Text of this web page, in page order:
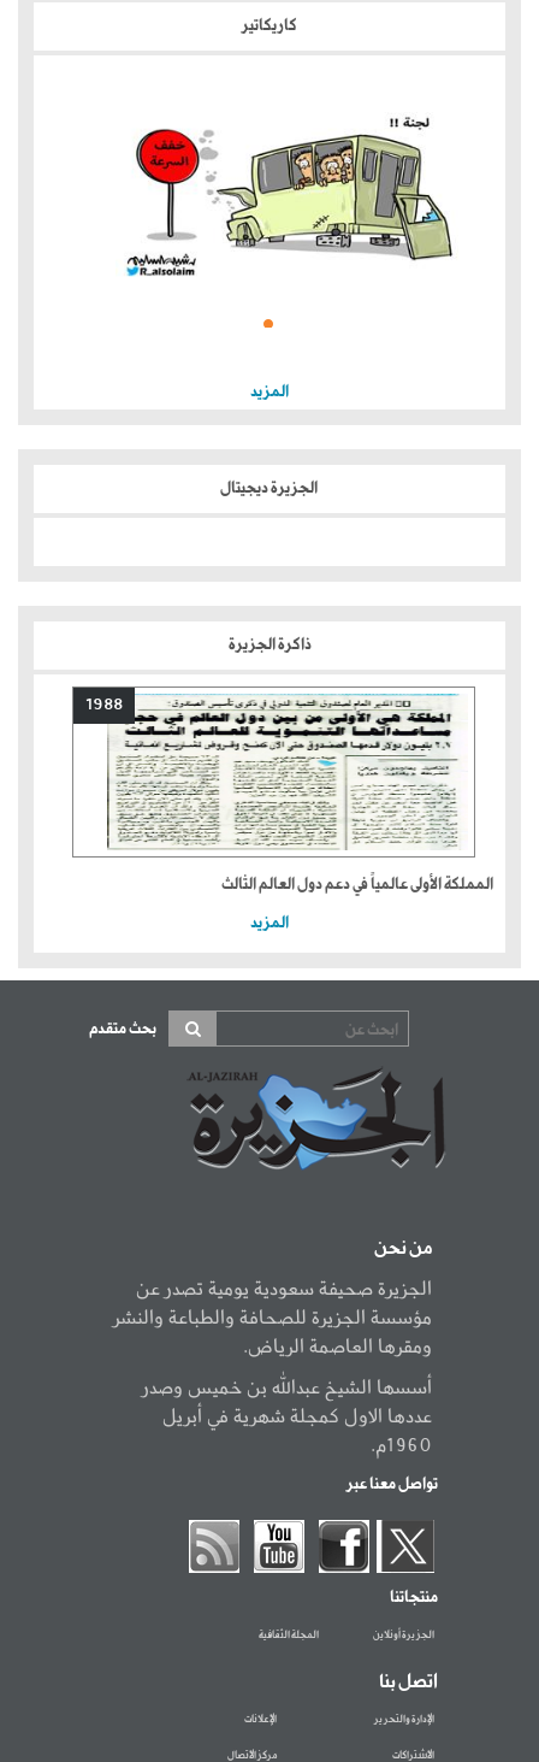
كاريكاتير
المزيد
الجزيرة ديجيتال
ذاكرة الجزيرة
1988
المملكة الأولى عالمياً في دعم دول العالم الثالث
المزيد
بحث متقدم
من نحن
الجزيرة صحيفة سعودية يومية تصدر عن
مؤسسة الجزيرة للصحافة والطباعة والنشر
ومقرها العاصمة الرياض.
أسسها الشيخ عبدالله بن خميس وصدر
عددها الاول كمجلة شهرية في أبريل
1960م.
تواصل معنا عبر
منتجاتنا
الجزيرة أونلاين المجلة الثقافية
اتصل بنا
الإدارة والتحرير الإعلانات
الاشتراكات مركز الاتصال